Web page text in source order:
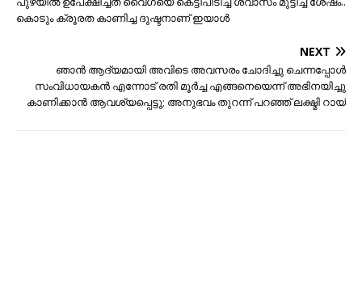
കൊടും ക്രൂരത കാണിച്ച ദുഷ്ടനാണ് ഇയാള്‍
NEXT
ഞാൻ ആദ്യമായി അവിടെ അവസരം ചോദിച്ചു ചെന്നപ്പോൾ
സംവിധായകൻ എന്നോട് രതി മൂർച്ച എങ്ങനെയെന്ന് അഭിനയിച്ചു
കാണിക്കാൻ ആവശ്യപ്പെട്ടു; അനുഭവം തുറന്ന് പറഞ്ഞ് ലക്ഷ്മി റായ്